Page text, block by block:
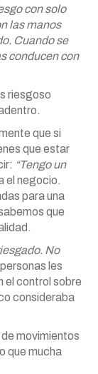
con solo
las manos
Cuando se
conducen con
riesgoso
que si
que estar
“Tengo un
el negocio.
para una
que
No
les
el control sobre
consideraba
movimientos
que mucha